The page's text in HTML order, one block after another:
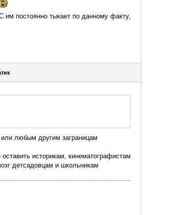
им постоянно тыкает по данному факту,
любым другим заграницам
историкам, кинематографистам
детсадовцам и школьникам